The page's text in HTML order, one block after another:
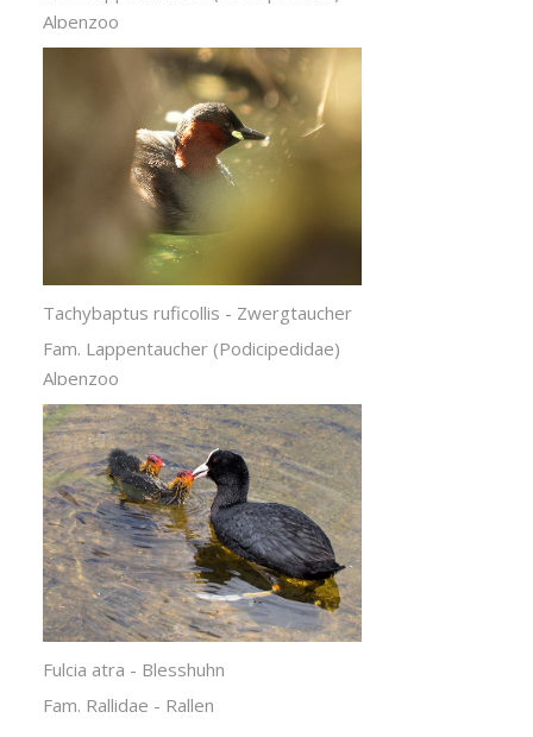
Alpenzoo
Tachybaptus ruficollis - Zwergtaucher
Fam. Lappentaucher (Podicipedidae)
Alpenzoo
Fulcia atra - Blesshuhn
Fam. Rallidae - Rallen